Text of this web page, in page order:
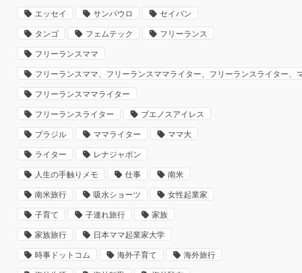
エッセイ サンパウロ セイバン
タンゴ フェムテック フリーランス
フリーランスママ
フリーランスママ、フリーランスママライター、フリーランスライター、
フリーランスママライター
フリーランスライター ブエノスアイレス
ブラジル ママライター ママ大
ライター レナジャポン
人生の手触りメモ 仕事 南米
南米旅行 吸水ショーツ 女性起業家
子育て 子連れ旅行 家族
家族旅行 日本ママ起業家大学
時事ドットコム 海外子育て 海外旅行